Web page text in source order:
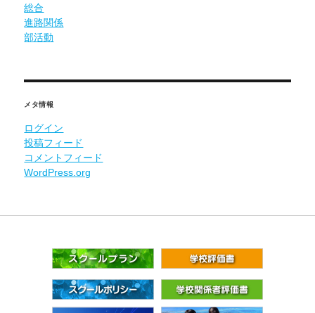
総合
進路関係
部活動
メタ情報
ログイン
投稿フィード
コメントフィード
WordPress.org